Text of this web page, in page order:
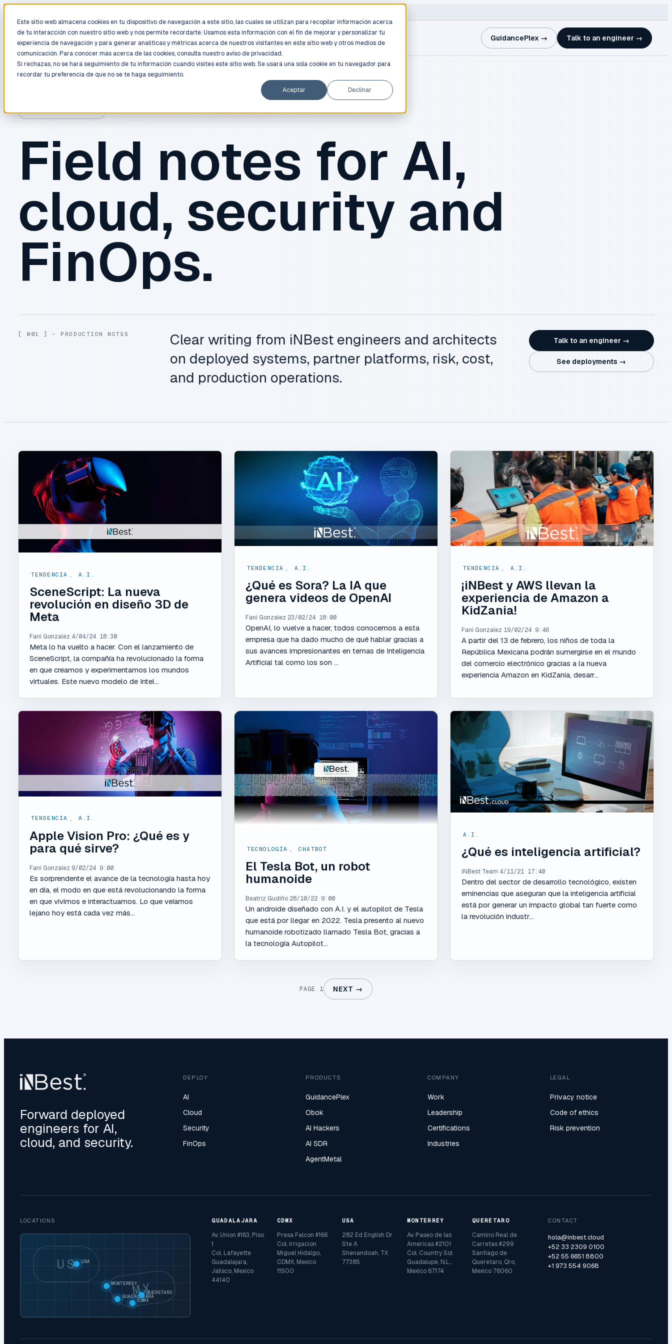
Este sitio web almacena cookies en tu dispositivo de navegación a este sitio, las cuales se utilizan para recopilar información acerca
de tu interacción con nuestro sitio web y nos permite recordarte. Usamos esta información con el fin de mejorar y personalizar tu
experiencia de navegación y para generar analíticas y métricas acerca de nuestros visitantes en este sitio web y otros medios de
comunicación. Para conocer más acerca de las cookies, consulta nuestro aviso de privacidad.
Si rechazas, no se hará seguimiento de tu información cuando visites este sitio web. Se usará una sola cookie en tu navegador para
recordar tu preferencia de que no se te haga seguimiento.
Aceptar
Declinar
Process Services GuidancePlex → Talk to an engineer →
BLOG / FIELD NOTES
Field notes for AI,
cloud, security and
FinOps.
[ 001 ] - PRODUCTION NOTES
Clear writing from iNBest engineers and architects
on deployed systems, partner platforms, risk, cost,
and production operations.
Talk to an engineer →
See deployments →
TENDENCIA A.I.
SceneScript: La nueva
revolución en diseño 3D de
Meta
Fani Gonzalez 4/04/24 18:30
Meta lo ha vuelto a hacer. Con el lanzamiento de
SceneScript, la compañía ha revolucionado la forma
en que creamos y experimentamos los mundos
virtuales. Este nuevo modelo de Intel...
TENDENCIA A.I.
¿Qué es Sora? La IA que
genera videos de OpenAI
Fani Gonzalez 23/02/24 18:00
OpenAI, lo vuelve a hacer, todos conocemos a esta
empresa que ha dado mucho de qué hablar gracias a
sus avances impresionantes en temas de Inteligencia
Artificial tal como los son ...
TENDENCIA A.I.
¡iNBest y AWS llevan la
experiencia de Amazon a
KidZania!
Fani Gonzalez 19/02/24 9:46
A partir del 13 de febrero, los niños de toda la
República Mexicana podrán sumergirse en el mundo
del comercio electrónico gracias a la nueva
experiencia Amazon en KidZania, desarr...
TENDENCIA A.I.
Apple Vision Pro: ¿Qué es y
para qué sirve?
Fani Gonzalez 9/02/24 9:00
Es sorprendente el avance de la tecnología hasta hoy
en día, el modo en que está revolucionando la forma
en que vivimos e interactuamos. Lo que veíamos
lejano hoy está cada vez más...
TECNOLOGÍA CHATBOT
El Tesla Bot, un robot
humanoide
Beatriz Gudiño 28/10/22 9:00
Un androide diseñado con A.I. y el autopilot de Tesla
que está por llegar en 2022. Tesla presento al nuevo
humanoide robotizado llamado Tesla Bot, gracias a
la tecnología Autopilot...
A.I.
¿Qué es inteligencia artificial?
iNBest Team 4/11/21 17:40
Dentro del sector de desarrollo tecnológico, existen
eminencias que aseguran que la inteligencia artificial
está por generar un impacto global tan fuerte como
la revolución industr...
PAGE 1 NEXT →
Forward deployed
engineers for AI,
cloud, and security.
DEPLOY
AI
Cloud
Security
FinOps
PRODUCTS
GuidancePlex
Obok
AI Hackers
AI SDR
AgentMetal
COMPANY
Work
Leadership
Certifications
Industries
LEGAL
Privacy notice
Code of ethics
Risk prevention
LOCATIONS
US
MX
USA
MONTERREY
GUADALAJARA
CDMX
QUERETARO
GUADALAJARA
Av. Union #163, Piso
1
Col. Lafayette
Guadalajara,
Jalisco, Mexico
44140
CDMX
Presa Falcon #166
Col. Irrigacion
Miguel Hidalgo,
CDMX, Mexico
11500
USA
282 Ed English Dr
Ste A
Shenandoah, TX
77385
MONTERREY
Av. Paseo de las
Americas #2101
Col. Country Sol
Guadalupe, N.L.,
Mexico 67174
QUERETARO
Camino Real de
Carretas #299
Santiago de
Queretaro, Qro,
Mexico 76060
CONTACT
hola@inbest.cloud
+52 33 2309 0100
+52 55 6651 8800
+1 973 554 9068